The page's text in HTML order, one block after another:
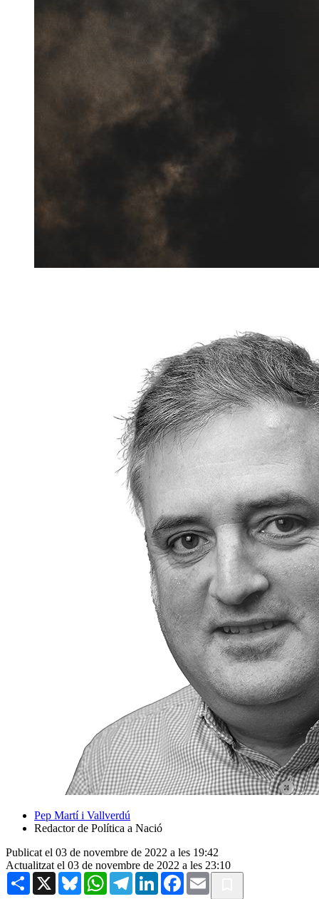
Pep Martí i Vallverdú
Redactor de Política a Nació
Publicat el 03 de novembre de 2022 a les 19:42
Actualitzat el 03 de novembre de 2022 a les 23:10
Share X BlueskyWhatsAppTelegramLinkedInFacebook
Email